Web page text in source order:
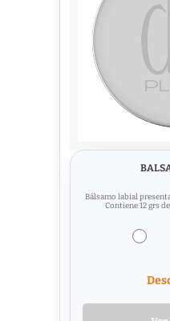
Bálsamo labial
Contiene 12 grs